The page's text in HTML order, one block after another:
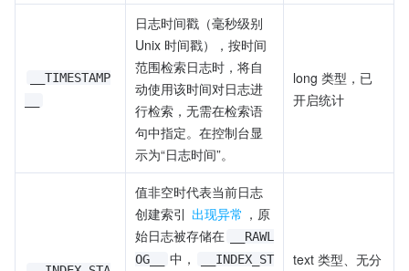
__TIMESTAMP
日志时间戳（毫秒级别
Unix 时间戳），按时间
范围检索日志时，将自
动使用该时间对日志进
行检索，无需在检索语
句中指定。在控制台显
示为“日志时间”。
long 类型，已
开启统计
值非空时代表当前日志
创建索引 出现异常 ，原
始日志被存储在
__RAWL
OG__
中，
__INDEX_ST
text 类型、无分